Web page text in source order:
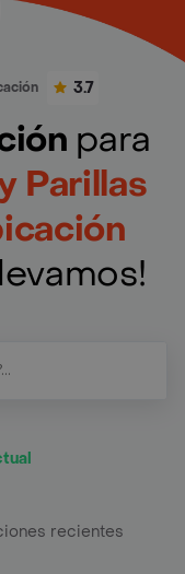
3.7
para
Parillas
recientes